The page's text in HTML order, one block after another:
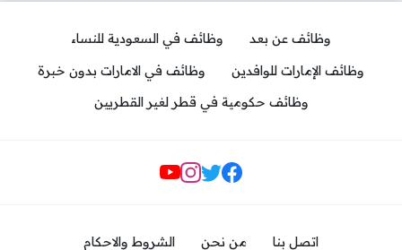
وظائف عن بعد
وظائف في السعودية للنساء
وظائف الإمارات للوافدين
وظائف في الامارات بدون خبرة
وظائف حكومية في قطر لغير القطريين
مواقع التواصل
اتصل بنا من نحن الشروط والاحكام